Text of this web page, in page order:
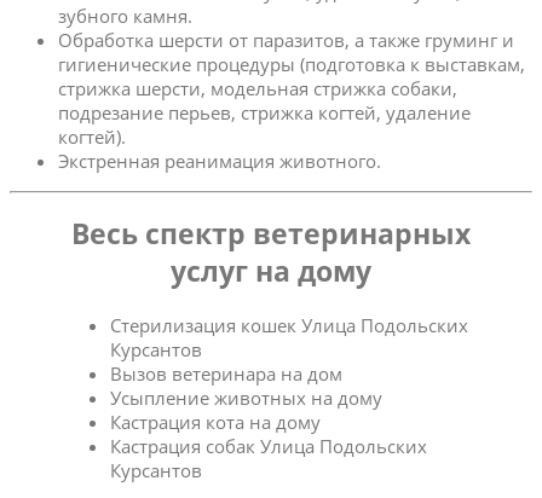
зубного камня.
Обработка шерсти от паразитов, а также груминг и
гигиенические процедуры (подготовка к выставкам,
стрижка шерсти, модельная стрижка собаки,
подрезание перьев, стрижка когтей, удаление
когтей).
Экстренная реанимация животного.
Весь спектр ветеринарных
услуг на дому
Стерилизация кошек Улица Подольских
Курсантов
Вызов ветеринара на дом
Усыпление животных на дому
Кастрация кота на дому
Кастрация собак Улица Подольских
Курсантов